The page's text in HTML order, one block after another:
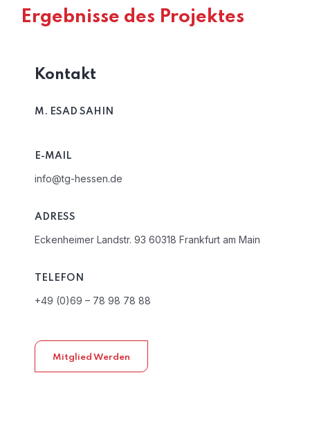
Ergebnisse des Projektes
Kontakt
M. ESAD SAHIN
E-MAIL
info@tg-hessen.de
ADRESS
Eckenheimer Landstr. 93 60318 Frankfurt am Main
TELEFON
+49 (0)69 – 78 98 78 88
Mitglied Werden